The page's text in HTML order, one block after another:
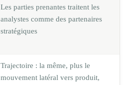
Les parties prenantes traitent les
analystes comme des partenaires
stratégiques
Trajectoire : la même, plus le
mouvement latéral vers produit,